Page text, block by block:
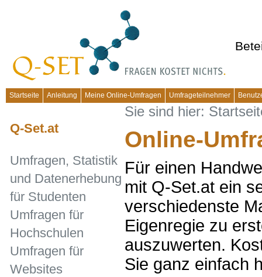
Startseite Anleitung Meine Online-Umfragen Umfrageteilnehmer
Sie sind hier:
Online-
Für einen
mit Q-Set.at ein
verschiedenste
Eigenregie zu
auszuwerten.
Sie ganz einfach
Q-Set.at
Umfragen, Statistik
und Datenerhebung
für Studenten
Umfragen für
Hochschulen
Umfragen für
Websites